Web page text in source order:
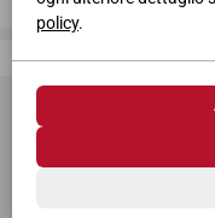
policy.
Giessegi,